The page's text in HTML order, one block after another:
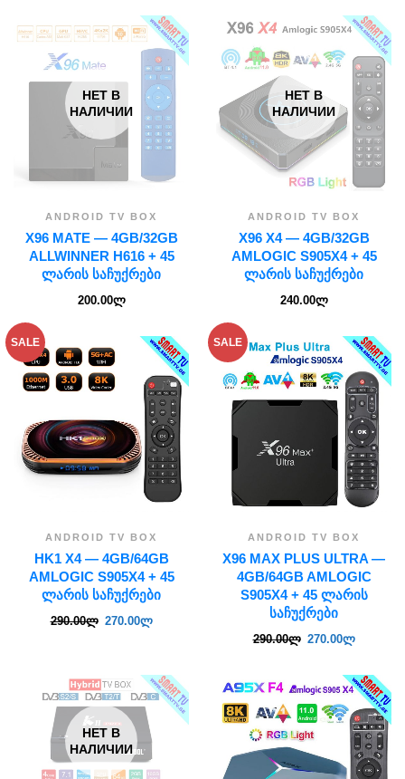
НЕТ В
НАЛИЧИИ
ANDROID TV BOX
X96 MATE — 4GB/32GB
ALLWINNER H616 + 45
ᲚᲐᲠᲘᲡ ᲡᲐᲩᲣᲥᲠᲔᲑᲘ
200.00ლ
НЕТ В
НАЛИЧИИ
ANDROID TV BOX
X96 X4 — 4GB/32GB
AMLOGIC S905X4 + 45
ᲚᲐᲠᲘᲡ ᲡᲐᲩᲣᲥᲠᲔᲑᲘ
240.00ლ
SALE
ANDROID TV BOX
HK1 X4 — 4GB/64GB
AMLOGIC S905X4 + 45
ᲚᲐᲠᲘᲡ ᲡᲐᲩᲣᲥᲠᲔᲑᲘ
290.00ლ 270.00ლ
SALE
ANDROID TV BOX
X96 MAX PLUS ULTRA —
4GB/64GB AMLOGIC
S905X4 + 45 ᲚᲐᲠᲘᲡ
ᲡᲐᲩᲣᲥᲠᲔᲑᲘ
290.00ლ 270.00ლ
НЕТ В
НАЛИЧИИ